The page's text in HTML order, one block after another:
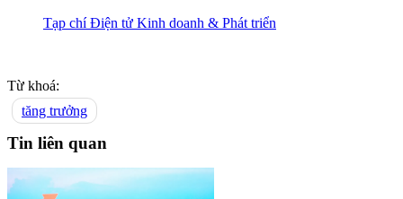
Tạp chí Điện tử Kinh doanh & Phát triển
Từ khoá:
tăng trưởng
Tin liên quan